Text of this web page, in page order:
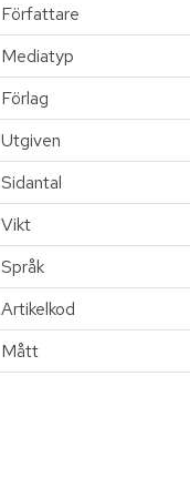
Författare
Mediatyp
Förlag
Utgiven
Sidantal
Vikt
Språk
Artikelkod
Mått